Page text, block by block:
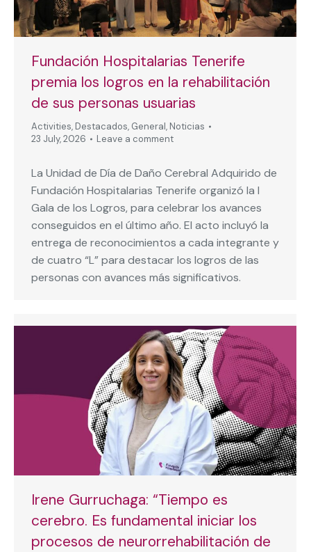
Fundación Hospitalarias Tenerife
premia los logros en la rehabilitación
de sus personas usuarias
Activities, Destacados, General, Noticias
23 July, 2026
Leave a comment
La Unidad de Día de Daño Cerebral Adquirido de
Fundación Hospitalarias Tenerife organizó la I
Gala de los Logros, para celebrar los avances
conseguidos en el último año. El acto incluyó la
entrega de reconocimientos a cada integrante y
de cuatro “L” para destacar los logros de las
personas con avances más significativos.
Irene Gurruchaga: “Tiempo es
cerebro. Es fundamental iniciar los
procesos de neurorrehabilitación de